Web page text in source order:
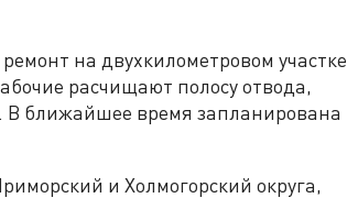
на двухкилометровом участке
расчищают полосу отвода,
В ближайшее время запланирована
и Холмогорский округа,